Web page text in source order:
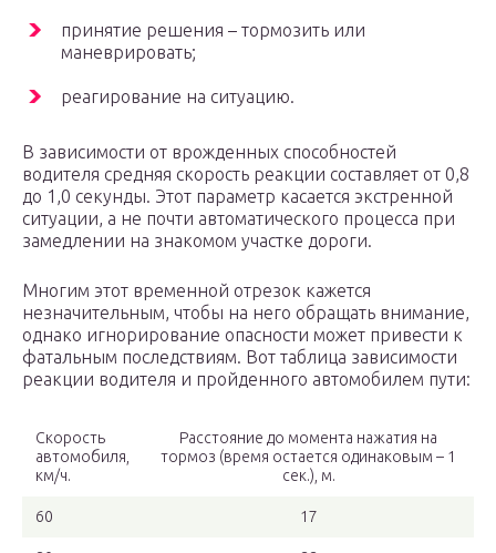
принятие решения – тормозить или
маневрировать;
реагирование на ситуацию.
В зависимости от врожденных способностей
водителя средняя скорость реакции составляет от 0,8
до 1,0 секунды. Этот параметр касается экстренной
ситуации, а не почти автоматического процесса при
замедлении на знакомом участке дороги.
Многим этот временной отрезок кажется
незначительным, чтобы на него обращать внимание,
однако игнорирование опасности может привести к
фатальным последствиям. Вот таблица зависимости
реакции водителя и пройденного автомобилем пути:
Скорость
автомобиля,
км/ч.
Расстояние до момента нажатия на
тормоз (время остается одинаковым – 1
сек.), м.
60 17